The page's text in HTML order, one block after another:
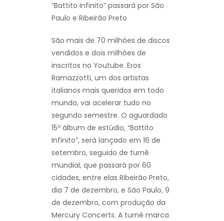
“Battito Infinito” passará por São
Paulo e Ribeirão Preto
São mais de 70 milhões de discos
vendidos e dois milhões de
inscritos no Youtube. Eros
Ramazzotti, um dos artistas
italianos mais queridos em todo
mundo, vai acelerar tudo no
segundo semestre. O aguardado
15º álbum de estúdio, “Battito
Infinito”, será lançado em 16 de
setembro, seguido de turnê
mundial, que passará por 60
cidades, entre elas Ribeirão Preto,
dia 7 de dezembro, e São Paulo, 9
de dezembro, com produção da
Mercury Concerts. A turnê marca